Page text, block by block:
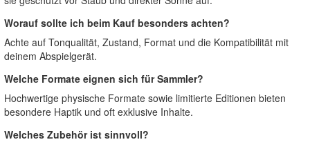
Worauf sollte ich beim Kauf besonders achten?
Achte auf Tonqualität, Zustand, Format und die Kompatibilität mit
deinem Abspielgerät.
Welche Formate eignen sich für Sammler?
Hochwertige physische Formate sowie limitierte Editionen bieten
besondere Haptik und oft exklusive Inhalte.
Welches Zubehör ist sinnvoll?